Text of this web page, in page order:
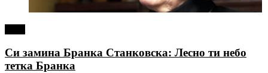
Си замина Бранка Станковска: Лесно ти небо
тетка Бранка